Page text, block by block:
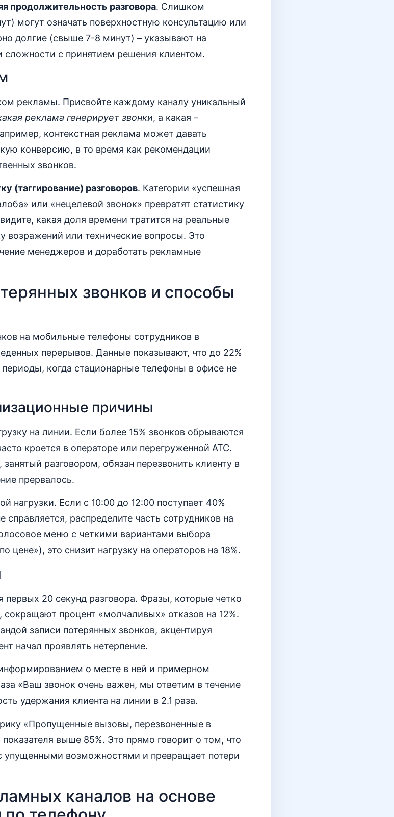
продолжительность разговора. Слишком
могут означать поверхностную консультацию или
долгие (свыше 7-8 минут) – указывают на
сложности с принятием решения клиентом.
рекламы. Присвойте каждому каналу уникальный
реклама генерирует звонки, а какая –
контекстная реклама может давать
конверсию, в то время как рекомендации
звонков.
(таггирование) разговоров. Категории «успешная
или «нецелевой звонок» превратят статистику
какая доля времени тратится на реальные
возражений или технические вопросы. Это
менеджеров и доработать рекламные
звонков и способы
на мобильные телефоны сотрудников в
перерывов. Данные показывают, что до 22%
когда стационарные телефоны в офисе не
причины
на линии. Если более 15% звонков обрываются
кроется в операторе или перегруженной АТС.
разговором, обязан перезвонить клиенту в
прервалось.
нагрузки. Если с 10:00 до 12:00 поступает 40%
справляется, распределите часть сотрудников на
меню с четкими вариантами выбора
цене»), это снизит нагрузку на операторов на 18%.
первых 20 секунд разговора. Фразы, которые четко
сокращают процент «молчаливых» отказов на 12%.
записи потерянных звонков, акцентируя
начал проявлять нетерпение.
о месте в ней и примерном
«Ваш звонок очень важен, мы ответим в течение
удержания клиента на линии в 2.1 раза.
«Пропущенные вызовы, перезвоненные в
выше 85%. Это прямо говорит о том, что
упущенными возможностями и превращает потери
каналов на основе